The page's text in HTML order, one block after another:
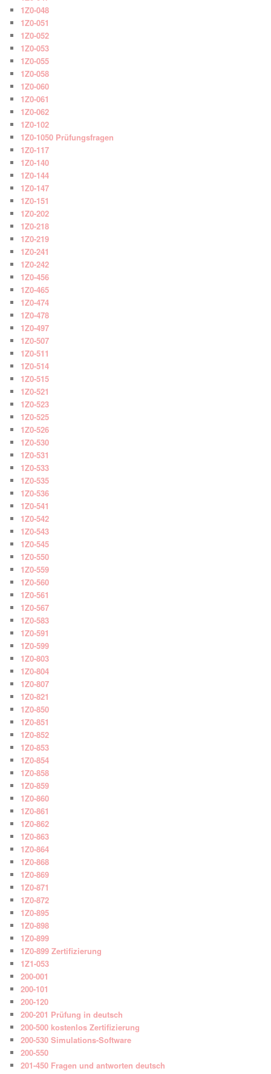
1Z0-048
1Z0-051
1Z0-052
1Z0-053
1Z0-055
1Z0-058
1Z0-060
1Z0-061
1Z0-062
1Z0-102
1Z0-1050 Prüfungsfragen
1Z0-117
1Z0-140
1Z0-144
1Z0-147
1Z0-151
1Z0-202
1Z0-218
1Z0-219
1Z0-241
1Z0-242
1Z0-456
1Z0-465
1Z0-474
1Z0-478
1Z0-497
1Z0-507
1Z0-511
1Z0-514
1Z0-515
1Z0-521
1Z0-523
1Z0-525
1Z0-526
1Z0-530
1Z0-531
1Z0-533
1Z0-535
1Z0-536
1Z0-541
1Z0-542
1Z0-543
1Z0-545
1Z0-550
1Z0-559
1Z0-560
1Z0-561
1Z0-567
1Z0-583
1Z0-591
1Z0-599
1Z0-803
1Z0-804
1Z0-807
1Z0-821
1Z0-850
1Z0-851
1Z0-852
1Z0-853
1Z0-854
1Z0-858
1Z0-859
1Z0-860
1Z0-861
1Z0-862
1Z0-863
1Z0-864
1Z0-868
1Z0-869
1Z0-871
1Z0-872
1Z0-895
1Z0-898
1Z0-899
1Z0-899 Zertifizierung
1Z1-053
200-001
200-101
200-120
200-201 Prüfung in deutsch
200-500 kostenlos Zertifizierung
200-530 Simulations-Software
200-550
201-450 Fragen und antworten deutsch